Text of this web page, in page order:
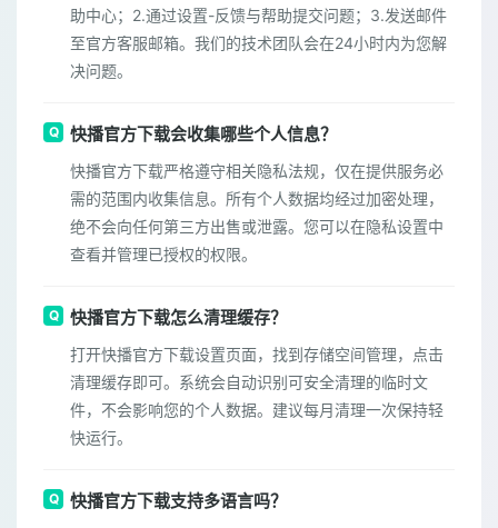
助中心；2.通过设置-反馈与帮助提交问题；3.发送邮件
至官方客服邮箱。我们的技术团队会在24小时内为您解
决问题。
快播官方下载会收集哪些个人信息？
快播官方下载严格遵守相关隐私法规，仅在提供服务必
需的范围内收集信息。所有个人数据均经过加密处理，
绝不会向任何第三方出售或泄露。您可以在隐私设置中
查看并管理已授权的权限。
快播官方下载怎么清理缓存？
打开快播官方下载设置页面，找到存储空间管理，点击
清理缓存即可。系统会自动识别可安全清理的临时文
件，不会影响您的个人数据。建议每月清理一次保持轻
快运行。
快播官方下载支持多语言吗？